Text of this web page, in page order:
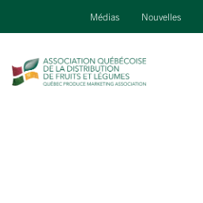
Médias Nouvelles